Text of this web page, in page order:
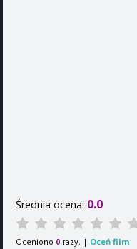
Średnia ocena: 0.0
Oceniono 0 razy. | Oceń film